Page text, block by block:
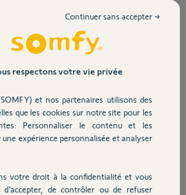
à une détection de
caméra indoor n'a pas
de 30 secondes ?
respectons votre vie privée
et nos partenaires utilisons des
que les cookies sur notre site pour les
Personnaliser le contenu et les
expérience personnalisée et analyser
votre droit à la confidentialité et vous
d’accepter, de contrôler ou de refuser
Continuer sans accepter →